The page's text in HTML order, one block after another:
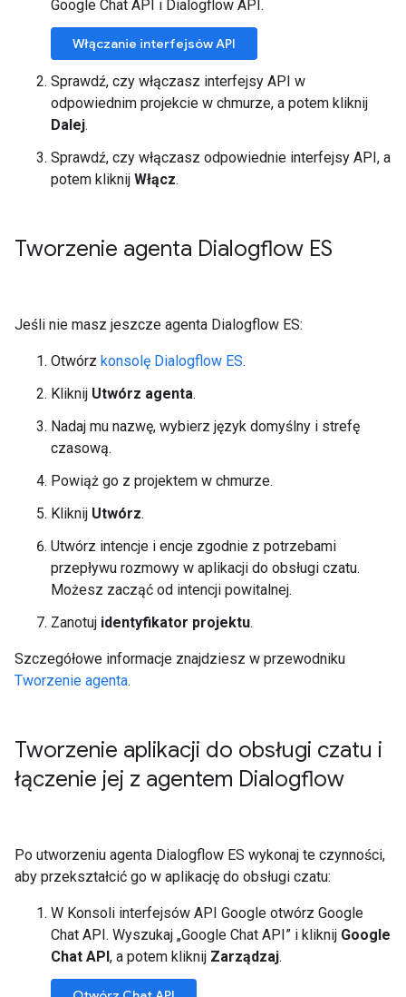
Google Chat API i Dialogflow API.
Włączanie interfejsów API
Sprawdź, czy włączasz interfejsy API w
odpowiednim projekcie w chmurze, a potem kliknij
Dalej.
Sprawdź, czy włączasz odpowiednie interfejsy API, a
potem kliknij Włącz.
Tworzenie agenta Dialogflow ES
Jeśli nie masz jeszcze agenta Dialogflow ES:
Otwórz konsolę Dialogflow ES.
Kliknij Utwórz agenta.
Nadaj mu nazwę, wybierz język domyślny i strefę
czasową.
Powiąż go z projektem w chmurze.
Kliknij Utwórz.
Utwórz intencje i encje zgodnie z potrzebami
przepływu rozmowy w aplikacji do obsługi czatu.
Możesz zacząć od intencji powitalnej.
Zanotuj identyfikator projektu.
Szczegółowe informacje znajdziesz w przewodniku
Tworzenie agenta.
Tworzenie aplikacji do obsługi czatu i
łączenie jej z agentem Dialogflow
Po utworzeniu agenta Dialogflow ES wykonaj te czynności,
aby przekształcić go w aplikację do obsługi czatu:
W Konsoli interfejsów API Google otwórz Google
Chat API. Wyszukaj „Google Chat API” i kliknij Google
Chat API, a potem kliknij Zarządzaj.